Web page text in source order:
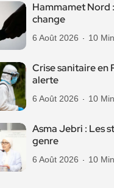
Hammamet Nord
change
6 Août 2026 10
Crise sanitaire en
alerte
6 Août 2026 10
Asma Jebri : Les
genre
6 Août 2026 10